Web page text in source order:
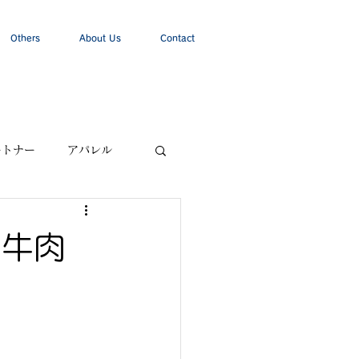
Others About Us Contact
ナー アパレル
肉